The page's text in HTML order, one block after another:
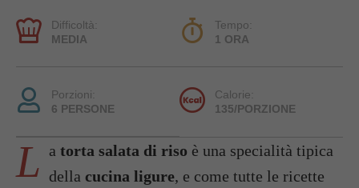
Difficoltà:
MEDIA
Tempo:
1 ORA
Porzioni:
6 PERSONE
Calorie:
135/PORZIONE
L a torta salata di riso è una specialità tipica
della cucina ligure, e come tutte le ricette